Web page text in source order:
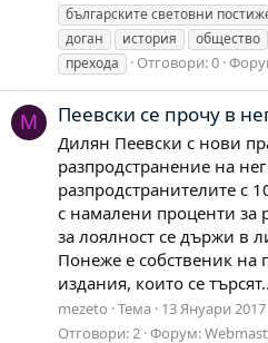
българските световни
доган
история общество
прехода
Отговори: 0
M Пеевски се прочу в
Дилян Пеевски с нови
разпродстранение на
разпродстранителите с
с намалени проценти за
за лоялност се държи в
Понеже е собственик на
издания, които се
mezeto Тема 13 Януари 2017
Отговори: 2 Форум: